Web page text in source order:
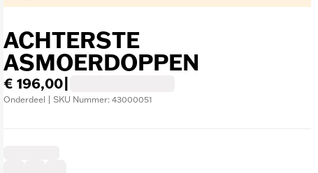
ACHTERSTE
ASMOERDOPPEN
€ 196,00
Onderdeel | SKU Nummer: 43000051